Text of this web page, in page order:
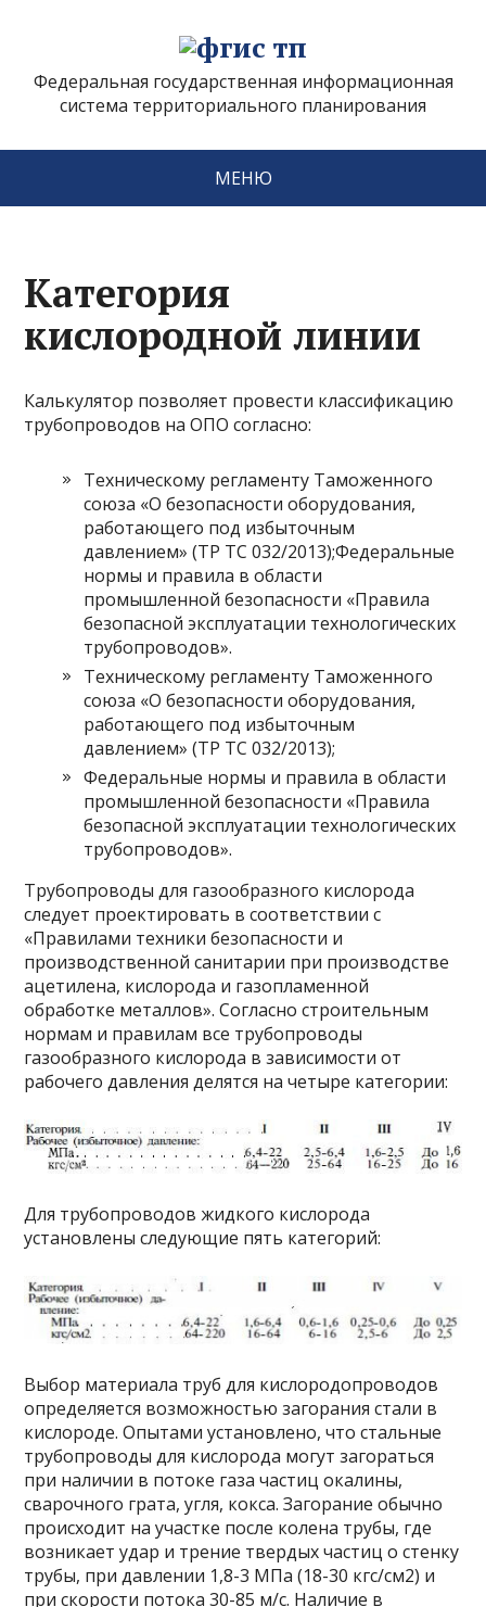
Федеральная государственная информационная
система территориального планирования
МЕНЮ
Категория
кислородной линии
Калькулятор позволяет провести классификацию
трубопроводов на ОПО согласно:
Техническому регламенту Таможенного
союза «О безопасности оборудования,
работающего под избыточным
давлением» (ТР ТС 032/2013);Федеральные
нормы и правила в области
промышленной безопасности «Правила
безопасной эксплуатации технологических
трубопроводов».
Техническому регламенту Таможенного
союза «О безопасности оборудования,
работающего под избыточным
давлением» (ТР ТС 032/2013);
Федеральные нормы и правила в области
промышленной безопасности «Правила
безопасной эксплуатации технологических
трубопроводов».
Трубопроводы для газообразного кислорода
следует проектировать в соответствии с
«Правилами техники безопасности и
производственной санитарии при производстве
ацетилена, кислорода и газопламенной
обработке металлов». Согласно строительным
нормам и правилам все трубопроводы
газообразного кислорода в зависимости от
рабочего давления делятся на четыре категории:
Для трубопроводов жидкого кислорода
установлены следующие пять категорий:
Выбор материала труб для кислородопроводов
определяется возможностью загорания стали в
кислороде. Опытами установлено, что стальные
трубопроводы для кислорода могут загораться
при наличии в потоке газа частиц окалины,
сварочного грата, угля, кокса. Загорание обычно
происходит на участке после колена трубы, где
возникает удар и трение твердых частиц о стенку
трубы, при давлении 1,8-3 МПа (18-30 кгс/см2) и
при скорости потока 30-85 м/с. Наличие в